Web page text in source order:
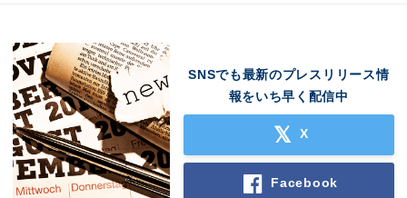
SNSでも最新のプレスリリース情
報をいち早く配信中
X
Facebook